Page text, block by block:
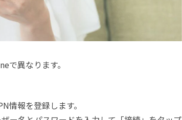
で異なります。
情報を登録します。